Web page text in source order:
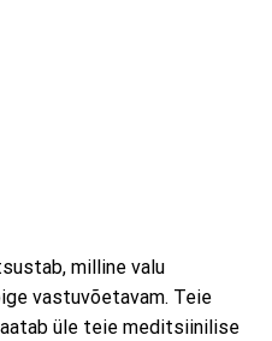
milline valu
vastuvõetavam. Teie
üle teie meditsiinilise